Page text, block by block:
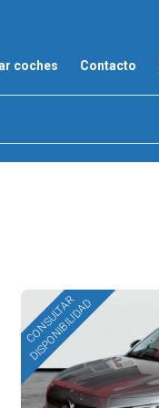
coches Contacto
CONSULTAR
DISPONIBILIDAD